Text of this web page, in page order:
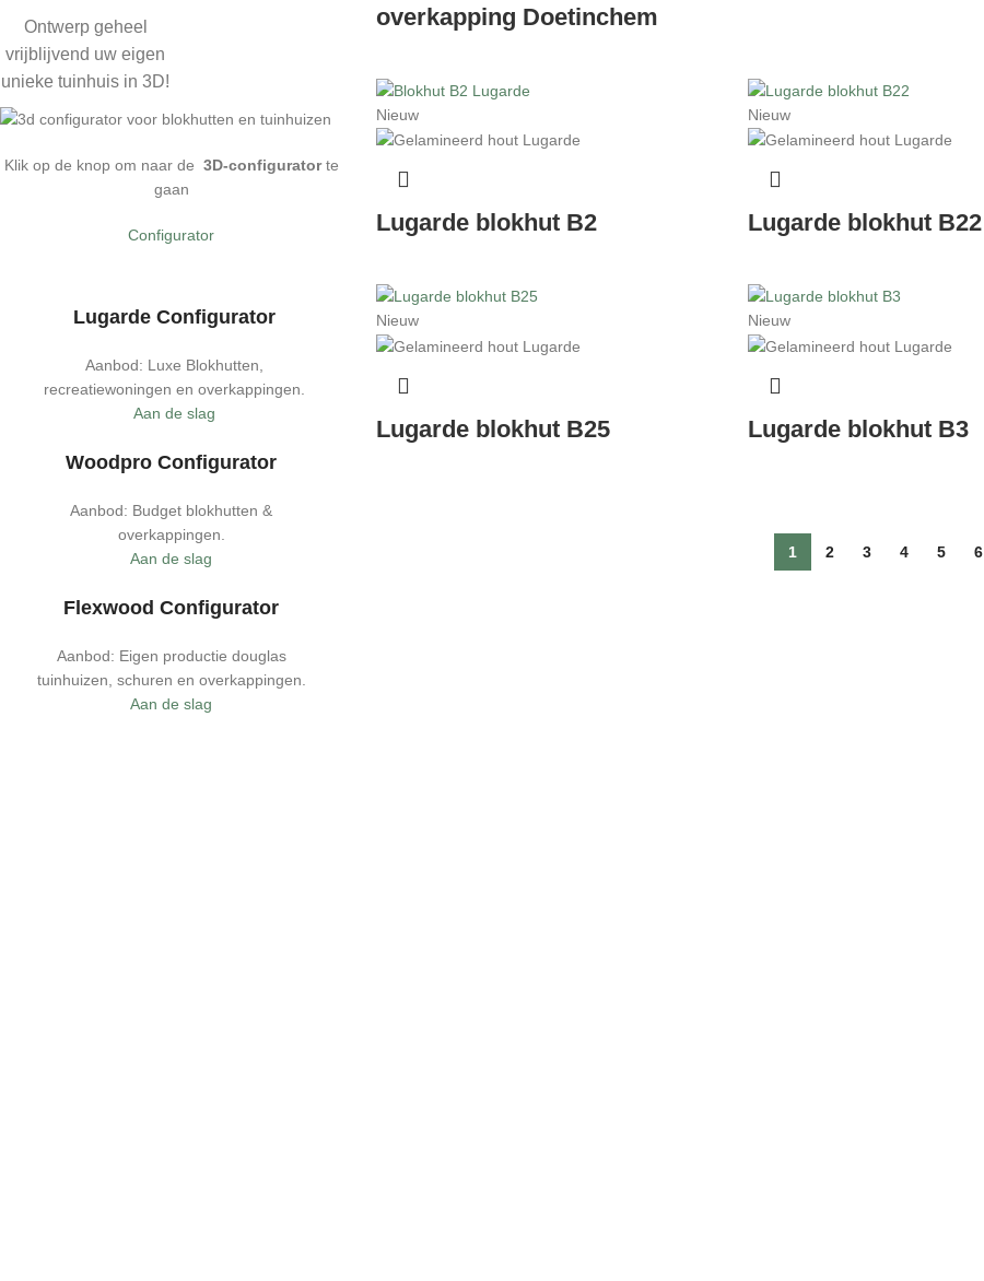
Ontwerp geheel
vrijblijvend uw eigen
unieke tuinhuis in 3D!
Klik op de knop om naar de 3D-configuratorte
gaan
Configurator
Lugarde Configurator
Aanbod: Luxe Blokhutten,
recreatiewoningen en overkappingen.
Aan de slag
Woodpro Configurator
Aanbod: Budget blokhutten &
overkappingen.
Aan de slag
Flexwood Configurator
Aanbod: Eigen productie douglas
tuinhuizen, schuren en overkappingen.
Aan de slag
overkapping Doetinchem
Nieuw
Lugarde blokhut B2
Nieuw
Lugarde blokhut B22
Nieuw
Lugarde blokhut B25
Nieuw
Lugarde blokhut B3
1 2 3 4 5 6